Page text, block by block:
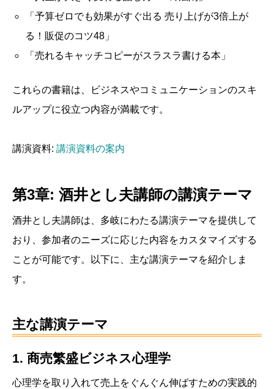
「予算ゼロでも効果がすぐ出る 売り上げが3倍上が
る！販促のコツ48」
「売れるキャッチコピーがスラスラ書ける本」
これらの書籍は、ビジネスやコミュニケーションのスキ
ルアップに役立つ内容が満載です。
講演資料: 講演資料の案内
第3章: 酒井とし夫講師の講演テーマ
酒井とし夫講師は、多岐にわたる講演テーマを提供して
おり、参加者のニーズに応じた内容をカスタマイズする
ことが可能です。以下に、主な講演テーマを紹介しま
す。
主な講演テーマ
1. 商売繁盛ビジネス心理学
心理学を取り入れて売上をぐんぐん伸ばすための実践的